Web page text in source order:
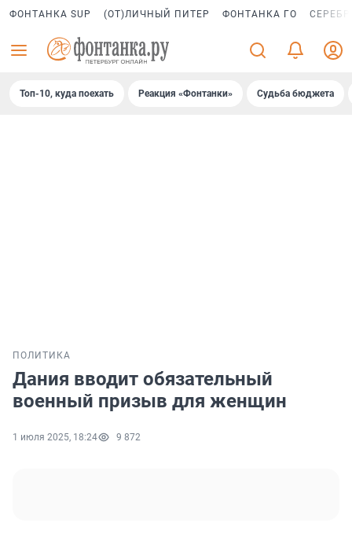
ФОНТАНКА SUP (ОТ)ЛИЧНЫЙ ПИТЕР ФОНТАНКА ГО
Топ-10, куда поехать Реакция «Фонтанки» Судьба бюджета
ПОЛИТИКА
Дания вводит обязательный
военный призыв для женщин
1 июля 2025, 18:24 9 872